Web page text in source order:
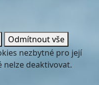
Odmítnout vše
nezbytné pro její
deaktivovat.